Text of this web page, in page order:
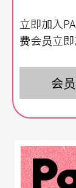
立即加入
费会员立
会